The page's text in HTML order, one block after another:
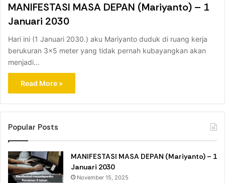
MANIFESTASI MASA DEPAN (Mariyanto) – 1
Januari 2030
Hari ini (1 Januari 2030.) aku Mariyanto duduk di ruang kerja
berukuran 3×5 meter yang tidak pernah kubayangkan akan
menjadi…
Read More »
Popular Posts
MANIFESTASI MASA DEPAN (Mariyanto) – 1
Januari 2030
November 15, 2025